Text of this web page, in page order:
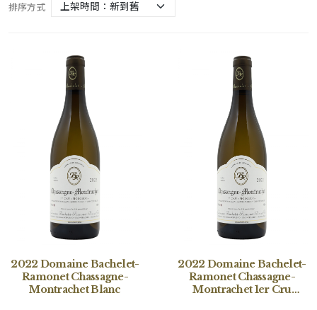
排序方式
2022 Domaine Bachelet-
Ramonet Chassagne-
Montrachet Blanc
2022 Domaine Bachelet-
Ramonet Chassagne-
Montrachet 1er Cru